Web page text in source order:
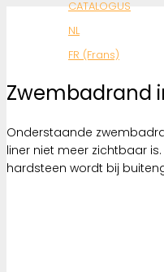
CATALOGUS
NL
FR (Frans)
Zwembadrand
Onderstaande
liner niet meer zichtbaar
hardsteen wordt bij